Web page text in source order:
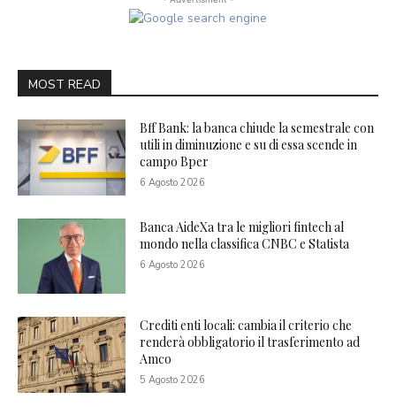
MOST READ
Bff Bank: la banca chiude la semestrale con
utili in diminuzione e su di essa scende in
campo Bper
6 Agosto 2026
Banca AideXa tra le migliori fintech al
mondo nella classifica CNBC e Statista
6 Agosto 2026
Crediti enti locali: cambia il criterio che
renderà obbligatorio il trasferimento ad
Amco
5 Agosto 2026